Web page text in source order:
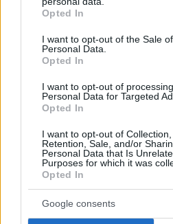
grant or deny consent to Google
use your data for below specified
consent section.
Opted In
I want to opt-out of the Sale
Personal Data.
Opted In
I want to opt-out of
Personal Data for Targeted
Opted In
I want to opt-out of Collection,
Retention, Sale, and/or
Personal Data that Is
Purposes for which it was
Opted In
Google consents
Cut The Rope
ΔΕΙΤΕ ΟΛΑ ΤΑ GAMES
Best of Network